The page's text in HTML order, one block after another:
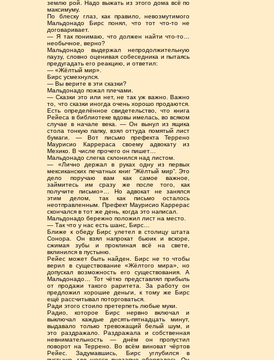
землю рой. Надо выжать из этого дома всё по
максимуму.
По блеску глаз, как правило, невозмутимого
Мальдонадо Бирс понял, что тот что-то не
договаривает.
— Я так понимаю, что должен найти что-то…
необычное, верно?
Мальдонадо выдержал непродолжительную
паузу, словно оценивая собеседника и пытаясь
предугадать его реакцию, и ответил:
— «Жёлтый мир».
Бирс усмехнулся.
— Вы верите в эти сказки?
Мальдонадо пожал плечами.
— Сказки это или нет, не так уж важно. Важно
то, что сказки иногда очень хорошо продаются.
Есть определённое свидетельство, что книга
Рейеса в библиотеке вдовы имелась, во всяком
случае в начале века. — Он вынул из ящика
стола тонкую папку, взял оттуда помятый лист
бумаги. — Вот письмо префекта Террено
Маурисио Каррераса своему адвокату из
Мехико. В числе прочего он пишет…
Мальдонадо слегка склонился над листом.
— «Лично держал в руках одну из первых
мексиканских печатных книг ”Жёлтый мир“. Это
дело поручаю вам как самое важное,
займитесь им сразу же после того, как
получите письмо»… Но адвокат не занялся
этим делом, так как письмо осталось
неотправленным. Префект Маурисио Каррерас
скончался в тот же день, когда это написал.
Мальдонадо бережно положил лист на место.
— Так что у нас есть шанс, Бирс…
Ближе к обеду Бирс улетел в столицу штата
Сонора. Он взял напрокат бьюик и вскоре,
сжимая зубы и проклиная всё на свете,
вклинился в пустыню.
Рейес может быть найден. Бирс не то чтобы
верил в существование «Жёлтого мира», но
допускал возможность его существования. А
Мальдонадо… Тот чётко представлял прибыль
от продажи такого раритета. За работу он
предложил хорошие деньги, к тому же Бирс
ещё рассчитывал поторговаться.
Ради этого стоило претерпеть любые муки.
Радио, которое Бирс нервно включал и
выключал каждые десять-пятнадцать минут,
выдавало только тревожащий белый шум, и
это раздражало. Раздражала и собственная
невнимательность — днём он пропустил
поворот на Террено. Во всём виноват чёртов
Рейес. Задумавшись, Бирс углубился в